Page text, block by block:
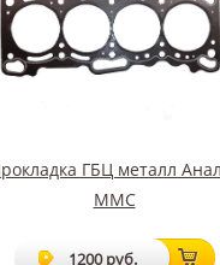
ГБЦ металл
MMC
1200 руб.